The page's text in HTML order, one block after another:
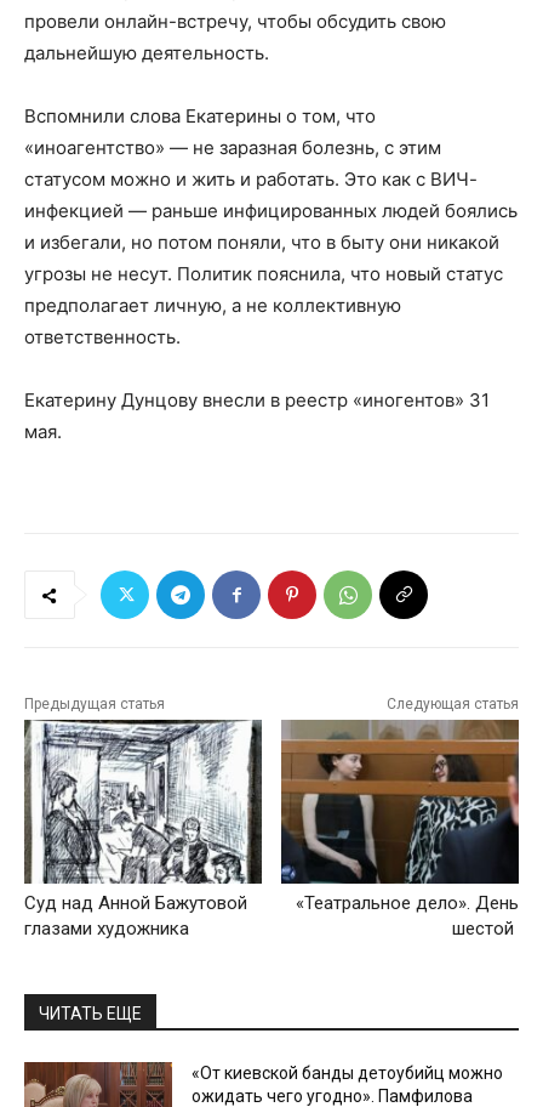
провели онлайн-встречу, чтобы обсудить свою
дальнейшую деятельность.
Вспомнили слова Екатерины о том, что
«иноагентство» — не заразная болезнь, с этим
статусом можно и жить и работать. Это как с ВИЧ-
инфекцией — раньше инфицированных людей боялись
и избегали, но потом поняли, что в быту они никакой
угрозы не несут. Политик пояснила, что новый статус
предполагает личную, а не коллективную
ответственность.
Екатерину Дунцову внесли в реестр «иногентов» 31
мая.
Предыдущая статья
Суд над Анной Бажутовой
глазами художника
Следующая статья
«Театральное дело». День
шестой
ЧИТАТЬ ЕЩЕ
«От киевской банды детоубийц можно
ожидать чего угодно». Памфилова